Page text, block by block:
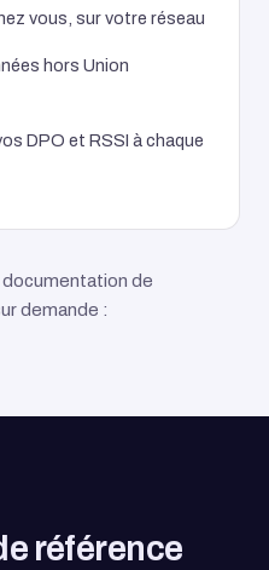
vous, sur votre réseau
hors Union
DPO et RSSI à chaque
de
demande :
référence